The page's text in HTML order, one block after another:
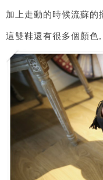
加上走動的時候流蘇
這雙鞋還有很多個顏色